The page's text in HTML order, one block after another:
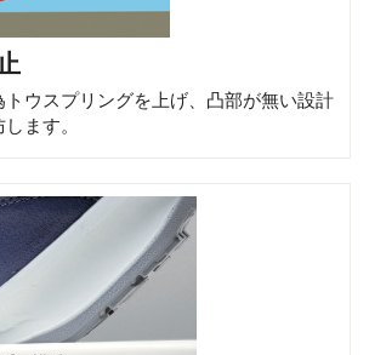
ウスプリングを上げ、凸部が無い設計
ます。